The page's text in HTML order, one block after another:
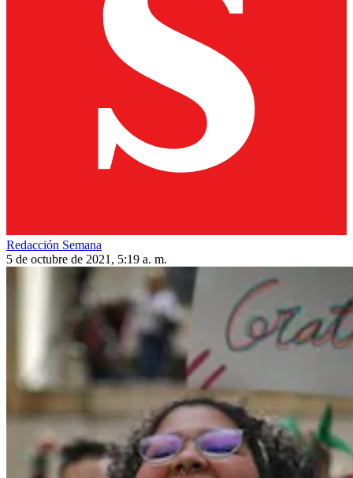
Redacción Semana
5 de octubre de 2021, 5:19 a. m.